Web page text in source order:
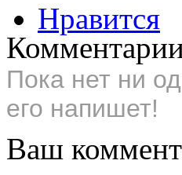
Нравится
Пока нет ни
его напишет!
Ваш